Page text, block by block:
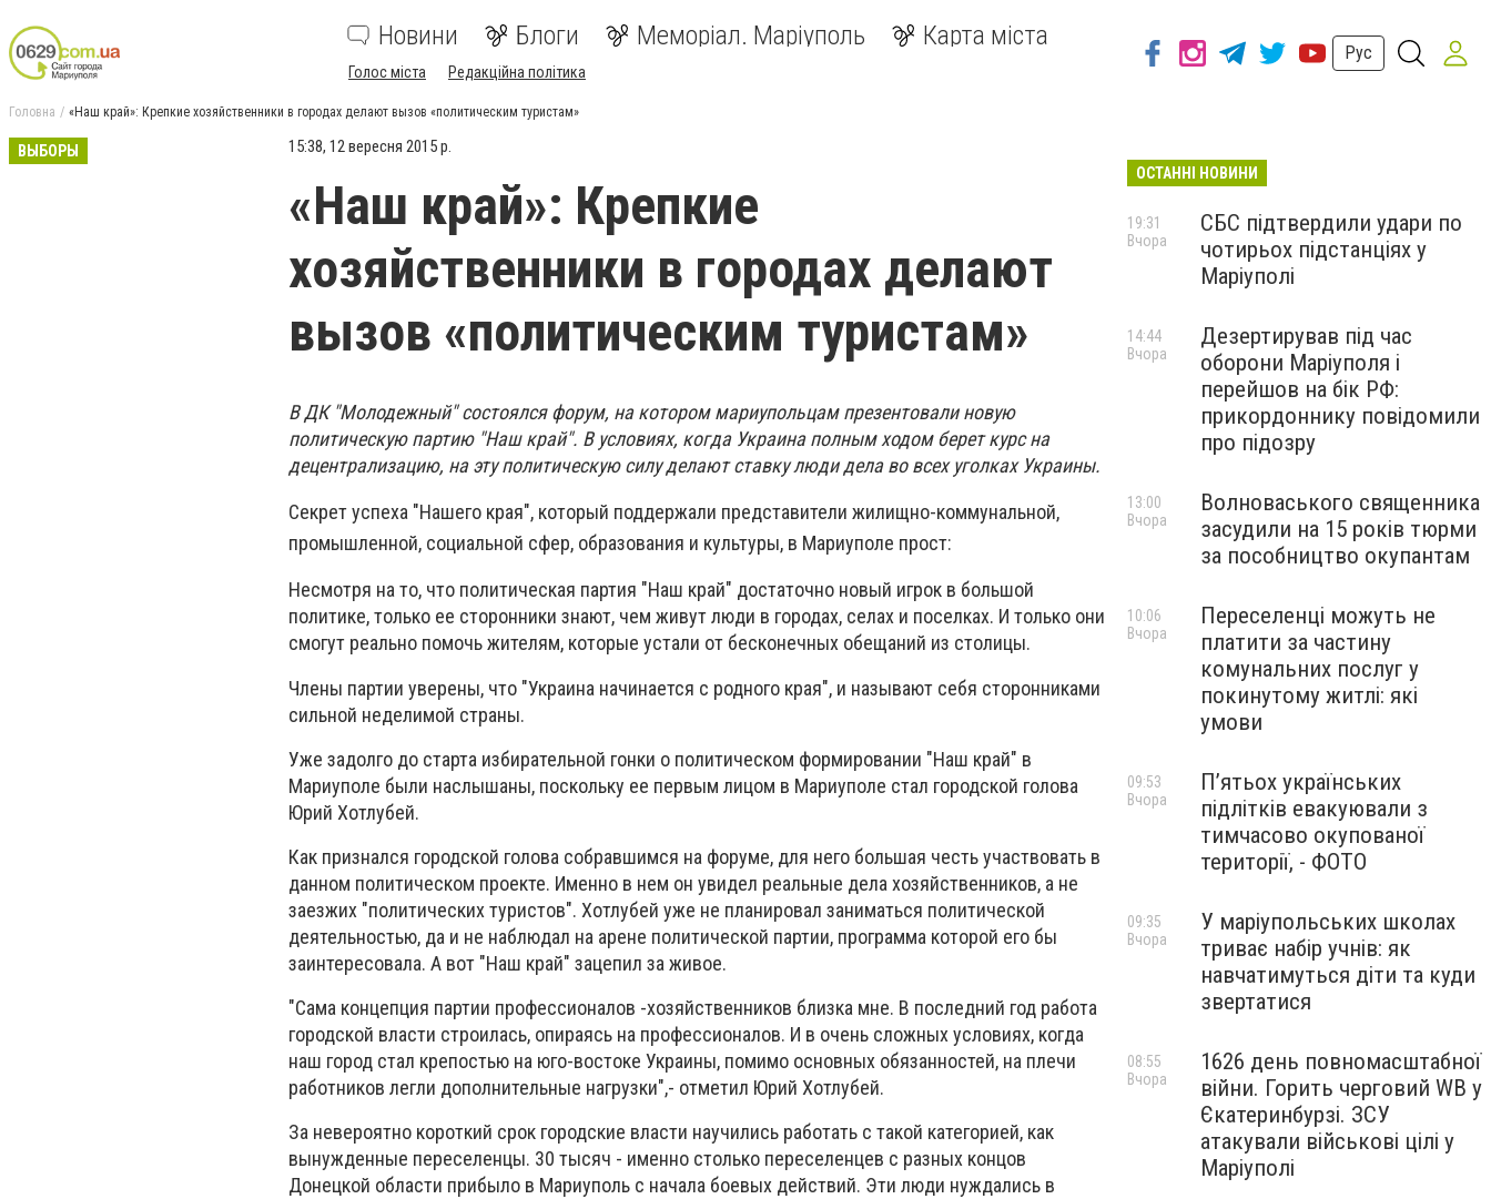
Новини Блоги Меморіал. Маріуполь Карта міста
Голос міста Редакційна політика
Рус
Головна «Наш край»: Крепкие хозяйственники в городах делают вызов «политическим туристам»
ВЫБОРЫ 15:38, 12 вересня 2015 р.
«Наш край»: Крепкие
хозяйственники в городах делают
вызов «политическим туристам»
В ДК "Молодежный" состоялся форум, на котором мариупольцам презентовали новую
политическую партию "Наш край". В условиях, когда Украина полным ходом берет курс на
децентрализацию, на эту политическую силу делают ставку люди дела во всех уголках Украины.
Секрет успеха "Нашего края", который поддержали представители жилищно-коммунальной,
промышленной, социальной сфер, образования и культуры, в Мариуполе прост:
Несмотря на то, что политическая партия "Наш край" достаточно новый игрок в большой
политике, только ее сторонники знают, чем живут люди в городах, селах и поселках. И только они
смогут реально помочь жителям, которые устали от бесконечных обещаний из столицы.
Члены партии уверены, что "Украина начинается с родного края", и называют себя сторонниками
сильной неделимой страны.
Уже задолго до старта избирательной гонки о политическом формировании "Наш край" в
Мариуполе были наслышаны, поскольку ее первым лицом в Мариуполе стал городской голова
Юрий Хотлубей.
Как признался городской голова собравшимся на форуме, для него большая честь участвовать в
данном политическом проекте. Именно в нем он увидел реальные дела хозяйственников, а не
заезжих "политических туристов". Хотлубей уже не планировал заниматься политической
деятельностью, да и не наблюдал на арене политической партии, программа которой его бы
заинтересовала. А вот "Наш край" зацепил за живое.
"Сама концепция партии профессионалов -хозяйственников близка мне. В последний год работа
городской власти строилась, опираясь на профессионалов. И в очень сложных условиях, когда
наш город стал крепостью на юго-востоке Украины, помимо основных обязанностей, на плечи
работников легли дополнительные нагрузки",- отметил Юрий Хотлубей.
За невероятно короткий срок городские власти научились работать с такой категорией, как
вынужденные переселенцы. 30 тысяч - именно столько переселенцев с разных концов
Донецкой области прибыло в Мариуполь с начала боевых действий. Эти люди нуждались в
ОСТАННІ НОВИНИ
СБС підтвердили удари по
чотирьох підстанціях у
Маріуполі
19:31
Вчора
Дезертирував під час
оборони Маріуполя і
перейшов на бік РФ:
прикордоннику повідомили
про підозру
14:44
Вчора
Волноваського священника
засудили на 15 років тюрми
за пособництво окупантам
13:00
Вчора
Переселенці можуть не
платити за частину
комунальних послуг у
покинутому житлі: які
умови
10:06
Вчора
П’ятьох українських
підлітків евакуювали з
тимчасово окупованої
території, - ФОТО
09:53
Вчора
У маріупольських школах
триває набір учнів: як
навчатимуться діти та куди
звертатися
09:35
Вчора
1626 день повномасштабної
війни. Горить черговий WB у
Єкатеринбурзі. ЗСУ
атакували військові цілі у
Маріуполі
08:55
Вчора